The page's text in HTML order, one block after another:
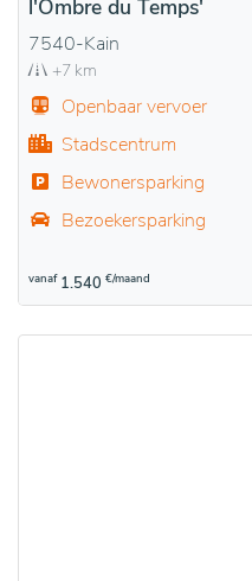
l'Ombre du Temps'
7540-Kain
+7 km
Openbaar vervoer
Stadscentrum
Bewonersparking
Bezoekersparking
vanaf 1.540 €/maand